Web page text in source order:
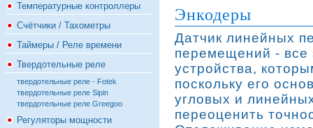
Температурные контроллеры
Счётчики / Тахометры
Таймеры / Реле времени
Твердотельные реле
твердотельные реле - Fotek
твердотельные реле Sipin
твердотельные реле Greegoo
Регуляторы мощности
Энкодеры
Датчик линейных
перемещений - все
устройства,
поскольку его
угловых и
переоценить